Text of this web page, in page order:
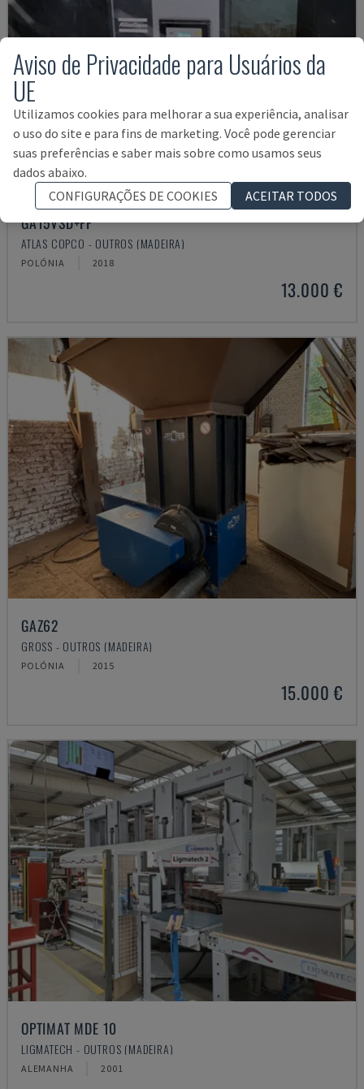
GA15VSD+FF
ATLAS COPCO - OUTROS (MADEIRA)
POLÓNIA 2018
13.000 €
GAZ62
GROSS - OUTROS (MADEIRA)
POLÓNIA 2015
15.000 €
OPTIMAT MDE 10
LIGMATECH - OUTROS (MADEIRA)
ALEMANHA 2001
Aviso de Privacidade para Usuários da
UE
Utilizamos cookies para melhorar a sua experiência, analisar
o uso do site e para fins de marketing. Você pode gerenciar
suas preferências e saber mais sobre como usamos seus
dados abaixo.
CONFIGURAÇÕES DE COOKIES
ACEITAR TODOS